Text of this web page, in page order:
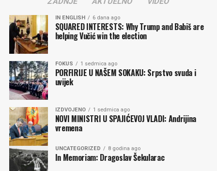
Komentari
IN ENGLISH 6 dana ago
SQUARED INTERESTS: Why Trump and Babiš are
helping Vučić win the election
FOKUS 1 sedmica ago
PORFIRIJE U NAŠEM SOKAKU: Srpstvo svuda i
uvijek
IZDVOJENO 1 sedmica ago
NOVI MINISTRI U SPAJIĆEVOJ VLADI: Andrijina
vremena
UNCATEGORIZED 8 godina ago
In Memoriam: Dragoslav Šekularac